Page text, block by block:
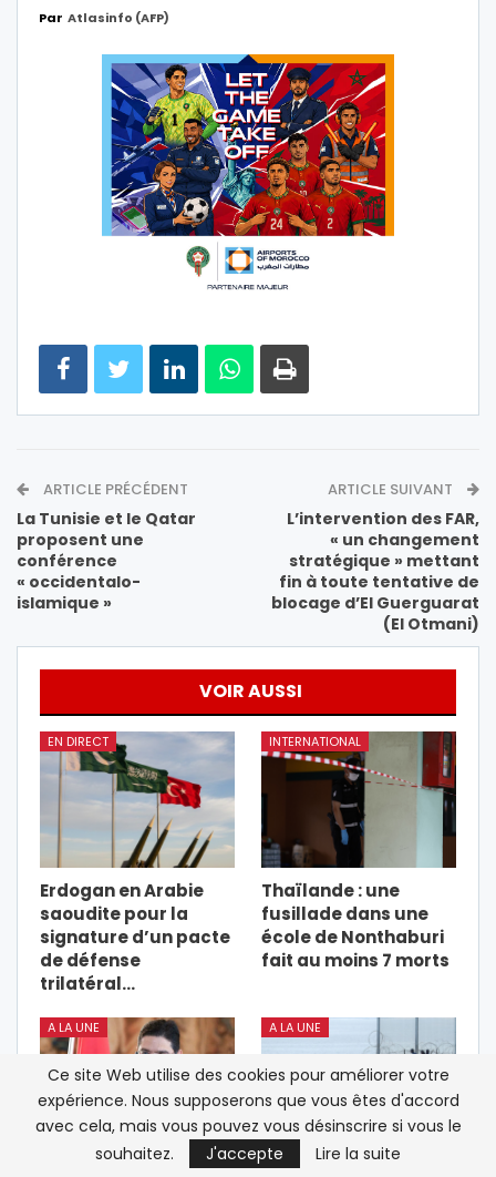
Par Atlasinfo (AFP)
ARTICLE PRÉCÉDENT
La Tunisie et le Qatar
proposent une
conférence
« occidentalo-
islamique »
ARTICLE SUIVANT
L’intervention des FAR,
« un changement
stratégique » mettant
fin à toute tentative de
blocage d’El Guerguarat
(El Otmani)
VOIR AUSSI
EN DIRECT
Erdogan en Arabie
saoudite pour la
signature d’un pacte
de défense
trilatéral…
INTERNATIONAL
Thaïlande : une
fusillade dans une
école de Nonthaburi
fait au moins 7 morts
A LA UNE A LA UNE
Ce site Web utilise des cookies pour améliorer votre
expérience. Nous supposerons que vous êtes d'accord
avec cela, mais vous pouvez vous désinscrire si vous le
souhaitez.
J'accepte Lire la suite